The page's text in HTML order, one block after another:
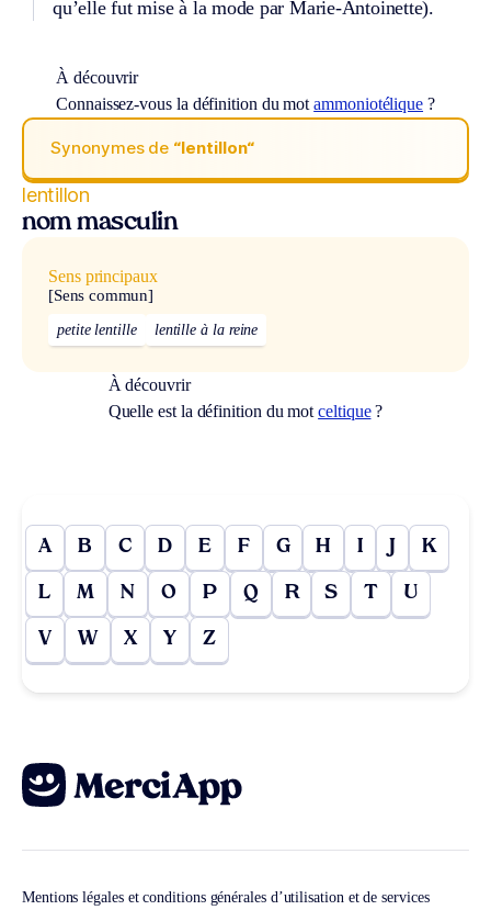
qu’elle fut mise à la mode par Marie-Antoinette).
À découvrir
Connaissez-vous la définition du motammoniotélique ?
Synonymes de “lentillon“
lentillon
nom masculin
Sens principaux
[Sens commun]
petite lentille lentille à la reine
À découvrir
Quelle est la définition du motceltique?
A B C D E F G H I J K
L M N O P Q R S T U
V W X Y Z
Mentions légales et conditions générales d’utilisation et de services